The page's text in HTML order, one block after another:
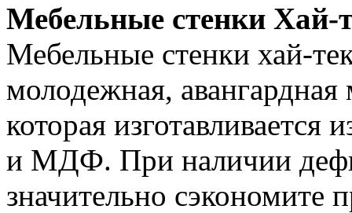
Мебельные стенки Хай-
Мебельные стенки хай-
молодежная, авангардная
которая
и МДФ. При наличии
значительно сэкономите